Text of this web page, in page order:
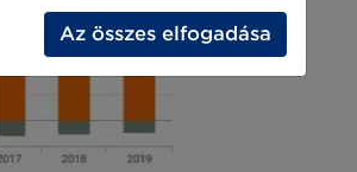
Az összes elfogadása